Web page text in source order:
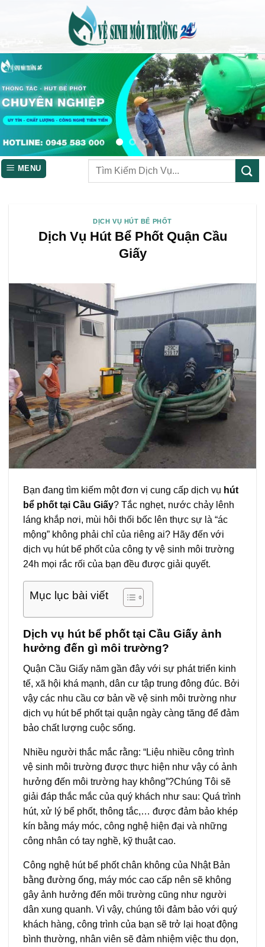
MENU
DỊCH VỤ HÚT BỂ PHỐT
Dịch Vụ Hút Bể Phốt Quận Cầu
Giấy
Bạn đang tìm kiếm một đơn vị cung cấp dịch vụ hút
bể phốt tại Cầu Giấy? Tắc nghẹt, nước chảy lênh
láng khắp nơi, mùi hôi thối bốc lên thực sự là “ác
mộng” không phải chỉ của riêng ai? Hãy đến với
dịch vụ hút bể phốt của công ty vệ sinh môi trường
24h mọi rắc rối của bạn đều được giải quyết.
Mục lục bài viết
Dịch vụ hút bể phốt tại Cầu Giấy ảnh
hưởng đến gì môi trường?
Quận Cầu Giấy năm gần đây với sự phát triển kinh
tế, xã hội khá mạnh, dân cư tập trung đông đúc. Bởi
vậy các nhu cầu cơ bản về vệ sinh môi trường như
dịch vụ hút bể phốt tại quận ngày càng tăng để đảm
bảo chất lượng cuộc sống.
Nhiều người thắc mắc rằng: “Liệu nhiều công trình
vệ sinh môi trường được thực hiện như vậy có ảnh
hưởng đến môi trường hay không”?Chúng Tôi sẽ
giải đáp thắc mắc của quý khách như sau: Quá trình
hút, xử lý bể phốt, thông tắc,… được đảm bảo khép
kín bằng máy móc, công nghệ hiện đại và những
công nhân có tay nghề, kỹ thuật cao.
Công nghệ hút bể phốt chân không của Nhật Bản
bằng đường ống, máy móc cao cấp nên sẽ không
gây ảnh hưởng đến môi trường cũng như người
dân xung quanh. Vì vậy, chúng tôi đảm bảo với quý
khách hàng, công trình của bạn sẽ trở lại hoạt động
bình thường, nhân viên sẽ đảm nhiệm việc thu dọn,